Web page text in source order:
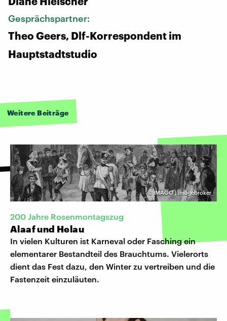
Gesprächspartner:
Theo Geers, Dlf-Korrespondent im
Hauptstadtstudio
Weitere Beiträge
©IMAGO | imagebroker
200 Jahre Rosenmontagszug
Alaaf und Helau
In vielen Kulturen ist Karneval oder Fasching ein
elementarer Bestandteil des Brauchtums. Vielerorts
dient das Fest dazu, den Winter zu vertreiben und die
Fastenzeit einzuläuten.